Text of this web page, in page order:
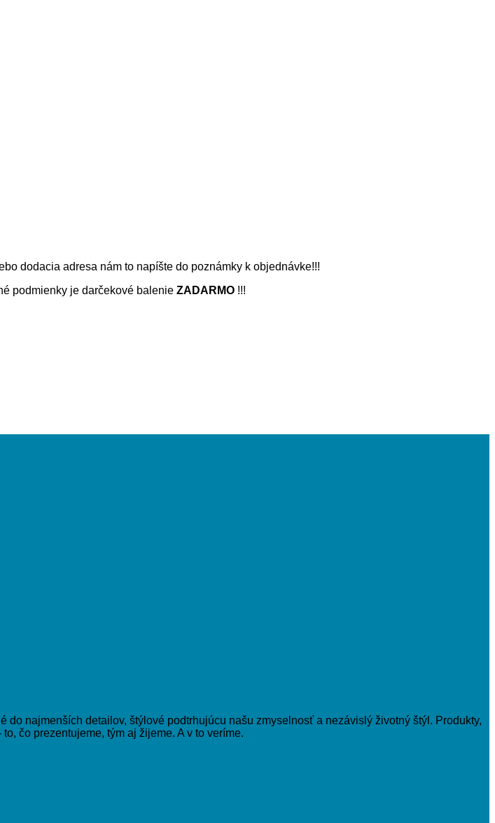
dodacia adresa nám to napíšte do poznámky k objednávke!!!
podmienky je darčekové balenie ZADARMO !!!
najmenších detailov, štýlové podtrhujúcu našu zmyselnosť a nezávislý životný štýl. Produkty,
čo prezentujeme, tým aj žijeme. A v to veríme.